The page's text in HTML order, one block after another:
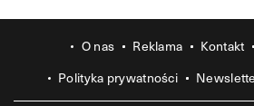
O nas Reklama Kontakt
Polityka prywatności